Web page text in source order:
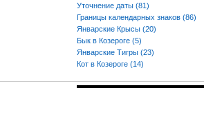
Уточнение даты (81)
Границы календарных знаков (86)
Январские Крысы (20)
Бык в Козероге (5)
Январские Тигры (23)
Кот в Козероге (14)